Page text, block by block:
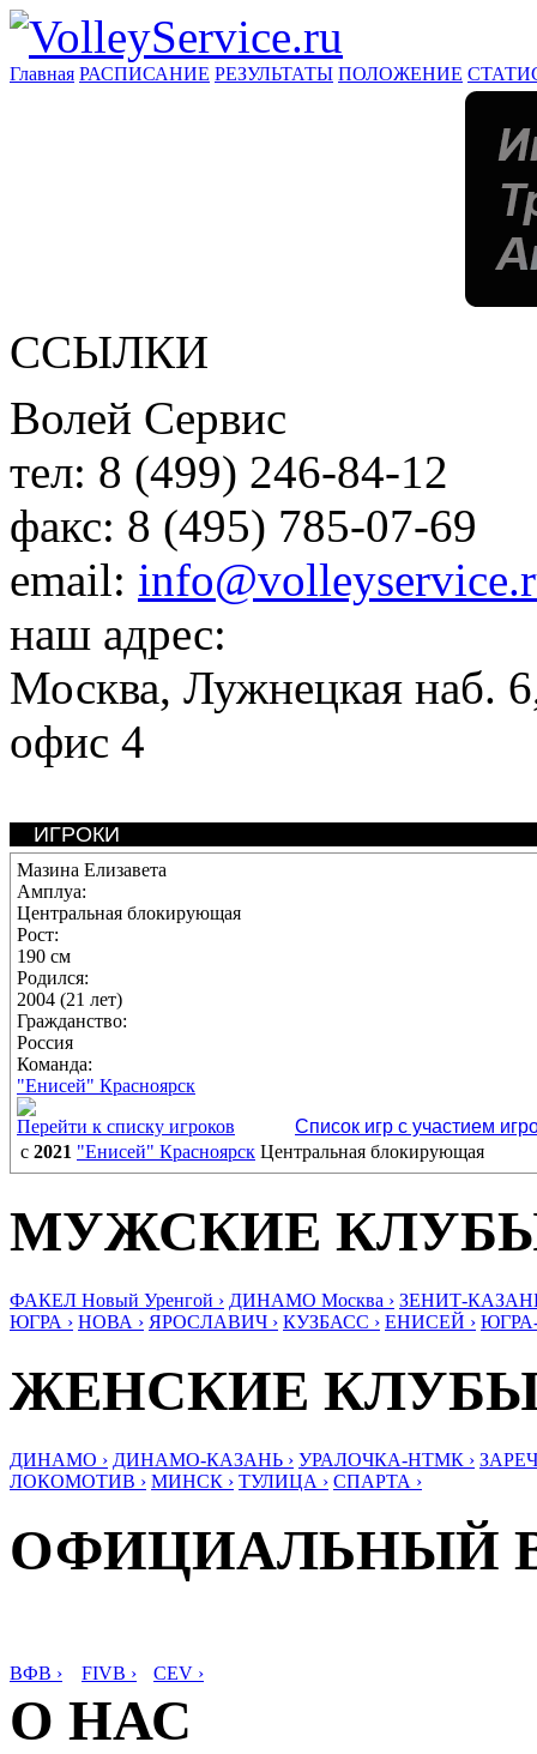
Главная РАСПИСАНИЕ РЕЗУЛЬТАТЫ ПОЛОЖЕНИЕ
ССЫЛКИ
Волей Сервис
тел: 8 (499) 246-84-12
факс: 8 (495) 785-07-69
email:
наш адрес:
Москва, Лужнецкая наб.
офис 4
ИГРОКИ
Мазина Елизавета
Амплуа:
Центральная блокирующая
Рост:
190 см
Родился:
2004 (21 лет)
Гражданство:
Россия
Команда:
"Енисей" Красноярск
Перейти к списку игроков
Список игр с участием
с 2021 "Енисей" Красноярск Центральная блокирующая
МУЖСКИЕ
ФАКЕЛ Новый Уренгой › ДИНАМО Москва › ЗЕНИТ-
ЮГРА › НОВА › ЯРОСЛАВИЧ › КУЗБАСС › ЕНИСЕЙ ›
ЖЕНСКИЕ
ДИНАМО › ДИНАМО-КАЗАНЬ › УРАЛОЧКА-НТМК ›
ЛОКОМОТИВ › МИНСК › ТУЛИЦА › СПАРТА ›
ОФИЦИАЛЬНЫЙ
ВФВ › FIVB › CEV ›
О НАС